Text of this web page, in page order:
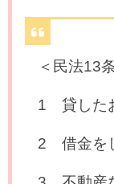
＜民法13
1 貸した
2 借金を